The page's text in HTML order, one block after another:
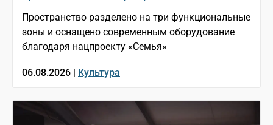
Пространство разделено на три функциональные
зоны и оснащено современным оборудование
благодаря нацпроекту «Семья»
06.08.2026 | Культура